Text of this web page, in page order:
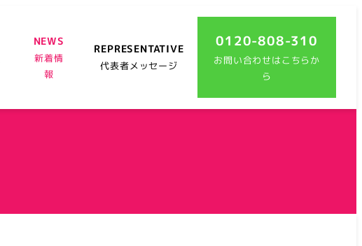
NEWS
新着情
報
REPRESENTATIVE
代表者メッセージ
0120-808-310
お問い合わせはこちらか
ら